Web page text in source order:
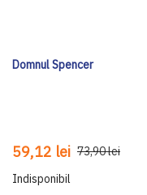
Domnul Spencer
59,12 lei 73,90 lei
Indisponibil